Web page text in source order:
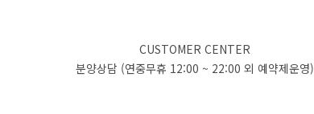
CUSTOMER CENTER
분양상담 (연중무휴 12:00 ~ 22:00 외 예약제운영)